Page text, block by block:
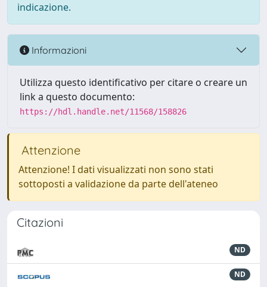
indicazione.
Informazioni
Utilizza questo identificativo per citare o creare un
link a questo documento:
https://hdl.handle.net/11568/158826
Attenzione
Attenzione! I dati visualizzati non sono stati
sottoposti a validazione da parte dell'ateneo
Citazioni
ND
ND